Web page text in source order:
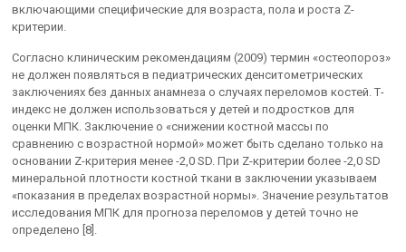
включающими специфические для возраста, пола и роста Z-
критерии.
Согласно клиническим рекомендациям (2009) термин «остеопороз»
не должен появляться в педиатрических денситометрических
заключениях без данных анамнеза о случаях переломов костей. Т-
индекс не должен использоваться у детей и подростков для
оценки МПК. Заключение о «снижении костной массы по
сравнению с возрастной нормой» может быть сделано только на
основании Z-критерия менее -2,0 SD. При Z-критерии более -2,0 SD
минеральной плотности костной ткани в заключении указываем
«показания в пределах возрастной нормы». Значение результатов
исследования МПК для прогноза переломов у детей точно не
определено [8].